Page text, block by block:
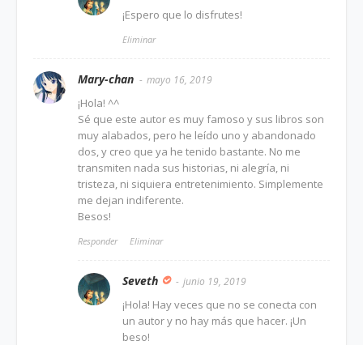
¡Espero que lo disfrutes!
Eliminar
Mary-chan mayo 16, 2019
¡Hola! ^^
Sé que este autor es muy famoso y sus libros son
muy alabados, pero he leído uno y abandonado
dos, y creo que ya he tenido bastante. No me
transmiten nada sus historias, ni alegría, ni
tristeza, ni siquiera entretenimiento. Simplemente
me dejan indiferente.
Besos!
Responder Eliminar
Seveth junio 19, 2019
¡Hola! Hay veces que no se conecta con
un autor y no hay más que hacer. ¡Un
beso!